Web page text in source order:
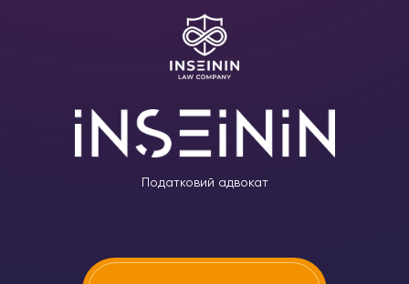
Податковий адвокат